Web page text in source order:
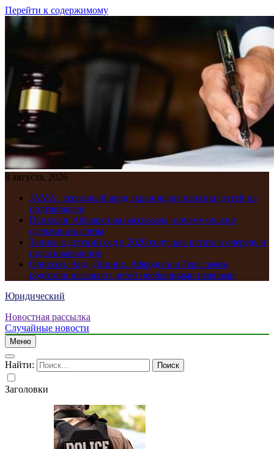
Перейти к содержимому
8 августа, 2026
JAMA : серьезный вред экранов для психики детей не
подтвержден
Психолог Абравитова рассказала, почему опасно
сдерживать слезы
Запись в детский сад в 2026 году: как встать в очередь и
подать заявление
Одиссей, Аид, Дионис, Афродита и Гера: зачем
родители называют детей необычными именами
Юридический
Новостная рассылка
Случайные новости
Меню
Найти:
Заголовки